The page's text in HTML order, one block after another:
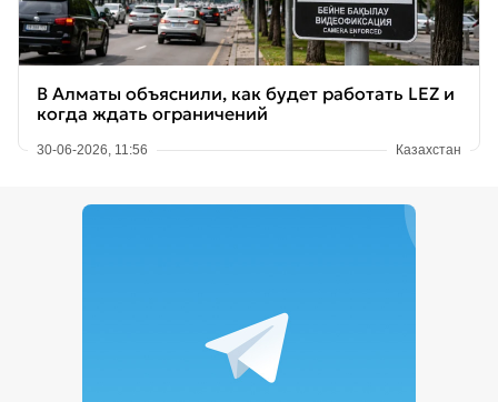
В Алматы объяснили, как будет работать LEZ и
когда ждать ограничений
30-06-2026, 11:56 Казахстан